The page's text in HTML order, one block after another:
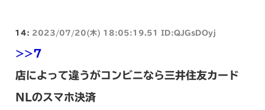
14: 2023/07/20(木) 18:05:19.51 ID:QJGsDOyj
>>7
店によって違うがコンビニなら三井住友カード
NLのスマホ決済